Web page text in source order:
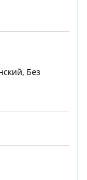
Без